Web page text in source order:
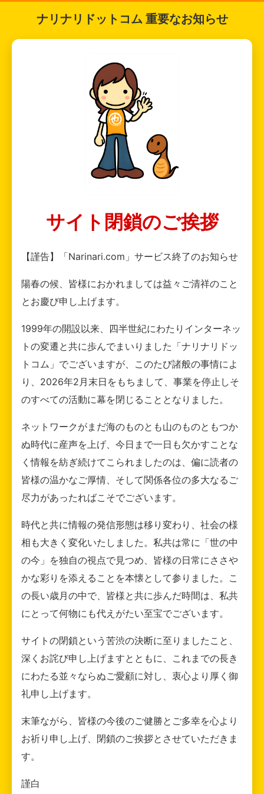
ナリナリドットコム 重要なお知らせ
サイト閉鎖のご挨拶
【謹告】「Narinari.com」サービス終了のお知らせ
陽春の候、皆様におかれましては益々ご清祥のこと
とお慶び申し上げます。
1999年の開設以来、四半世紀にわたりインターネッ
トの変遷と共に歩んでまいりました「ナリナリドッ
トコム」でございますが、このたび諸般の事情によ
り、2026年2月末日をもちまして、事業を停止しそ
のすべての活動に幕を閉じることとなりました。
ネットワークがまだ海のものとも山のものともつか
ぬ時代に産声を上げ、今日まで一日も欠かすことな
く情報を紡ぎ続けてこられましたのは、偏に読者の
皆様の温かなご厚情、そして関係各位の多大なるご
尽力があったればこそでございます。
時代と共に情報の発信形態は移り変わり、社会の様
相も大きく変化いたしました。私共は常に「世の中
の今」を独自の視点で見つめ、皆様の日常にささや
かな彩りを添えることを本懐として参りました。こ
の長い歳月の中で、皆様と共に歩んだ時間は、私共
にとって何物にも代えがたい至宝でございます。
サイトの閉鎖という苦渋の決断に至りましたこと、
深くお詫び申し上げますとともに、これまでの長き
にわたる並々ならぬご愛顧に対し、衷心より厚く御
礼申し上げます。
末筆ながら、皆様の今後のご健勝とご多幸を心より
お祈り申し上げ、閉鎖のご挨拶とさせていただきま
す。
謹白